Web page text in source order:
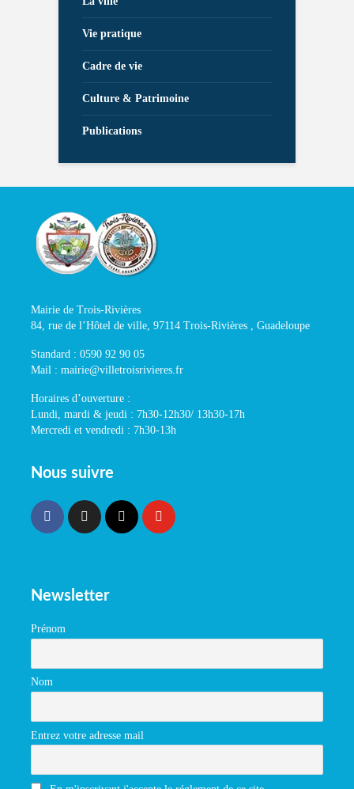
Vie pratique
Cadre de vie
Culture & Patrimoine
Publications
Mairie de Trois-Rivières
84, rue de l’Hôtel de ville, 97114 Trois-Rivières , Guadeloupe
Standard : 0590 92 90 05
Mail : mairie@villetroisrivieres.fr
Horaires d’ouverture :
Lundi, mardi & jeudi : 7h30-12h30/ 13h30-17h
Mercredi et vendredi : 7h30-13h
Nous suivre
Newsletter
Prénom
Nom
Entrez votre adresse mail